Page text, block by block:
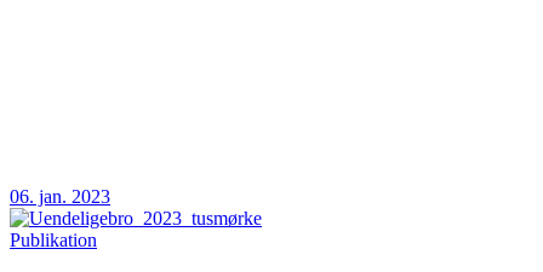
06. jan. 2023
Publikation